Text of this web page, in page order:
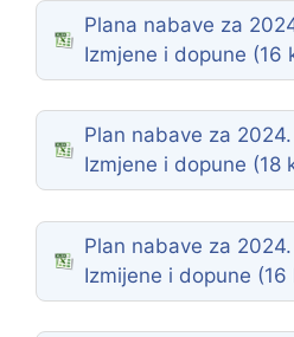
Plana nabave za
Izmjene i dopune
Plan nabave za
Izmjene i dopune
Plan nabave za
Izmijene i dopune